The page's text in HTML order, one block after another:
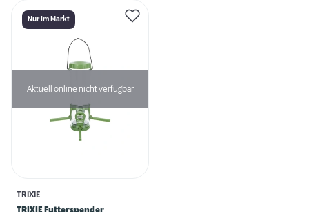
Nur Im Markt
Aktuell online nicht verfügbar
TRIXIE
TRIXIE Futterspender